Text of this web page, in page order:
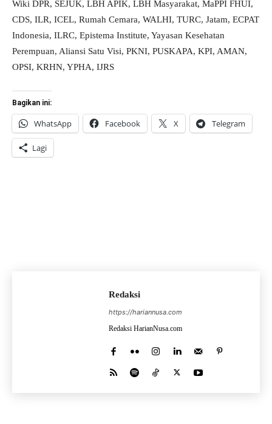
Wiki DPR, SEJUK, LBH APIK, LBH Masyarakat, MaPPI FHUI,
CDS, ILR, ICEL, Rumah Cemara, WALHI, TURC, Jatam, ECPAT
Indonesia, ILRC, Epistema Institute, Yayasan Kesehatan
Perempuan, Aliansi Satu Visi, PKNI, PUSKAPA, KPI, AMAN,
OPSI, KRHN, YPHA, IJRS
Bagikan ini:
WhatsApp Facebook X Telegram
Lagi
Redaksi
https://hariannusa.com
Redaksi HarianNusa.com